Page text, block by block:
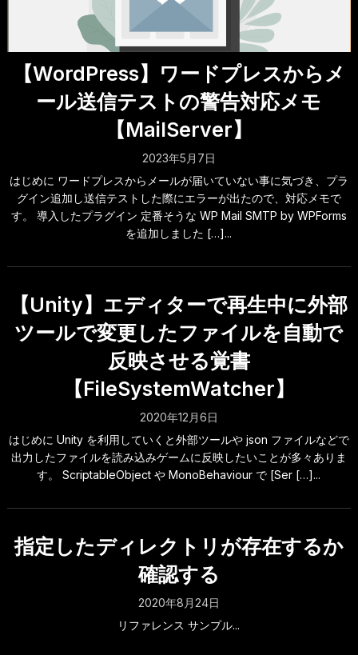
【WordPress】ワードプレスからメ
ール送信テストの警告対応メモ
【MailServer】
2023年5月7日
はじめに ワードプレスからメールが届いていない事に気づき、プラ
グイン追加し送信テストした際にエラーが出たので、対応メモで
す。 導入したプラグイン 定番そうな WP Mail SMTP by WPForms
を追加しました […]...
【Unity】エディターで再生中に外部
ツールで変更したファイルを自動で
反映させる覚書
【FileSystemWatcher】
2020年12月6日
はじめに Unity を利用していくと外部ツールや json ファイルなどで
出力したファイルを読み込みゲームに反映したいことが多々ありま
す。 ScriptableObject や MonoBehaviour で [Ser […]...
指定したディレクトリが存在するか
確認する
2020年8月24日
リファレンス サンプル...